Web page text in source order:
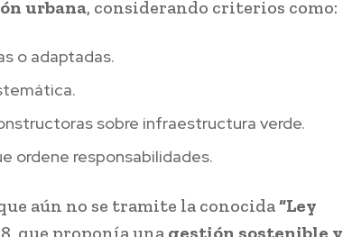
urbana, considerando criterios como:
o adaptadas.
sobre infraestructura verde.
ordene responsabilidades.
aún no se tramite la conocida“Ley